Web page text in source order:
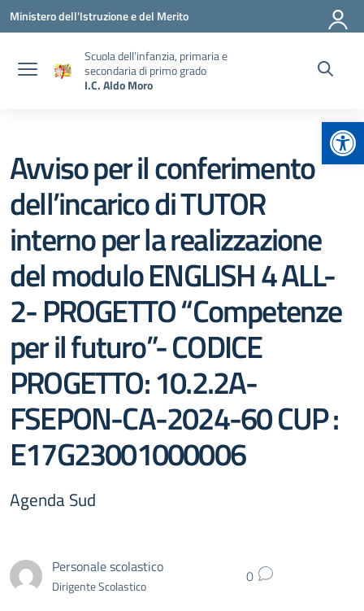
Vai ai contenuti
Vai al menu di navigazione
Vai al footer
Ministero dell'Istruzione e del Merito
Scuola dell’infanzia, primaria e
secondaria di primo grado
I.C. Aldo Moro
Avviso per il conferimento
dell’incarico di TUTOR
interno per la realizzazione
del modulo ENGLISH 4 ALL-
2- PROGETTO “Competenze
per il futuro”- CODICE
PROGETTO: 10.2.2A-
FSEPON-CA-2024-60 CUP :
E17G23001000006
Agenda Sud
Personale scolastico
Dirigente Scolastico 0